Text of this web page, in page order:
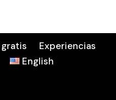
gratis
Experiencias
English